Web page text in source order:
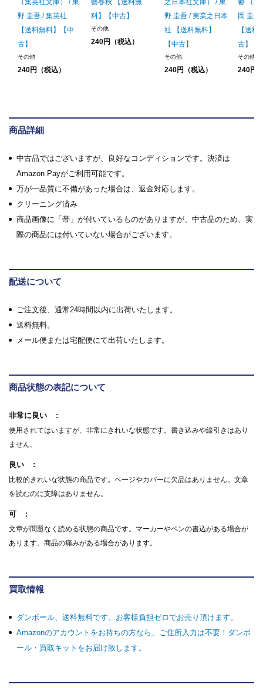
（集英社文庫） / 東
野 圭吾 / 集英社
【送料無料】【中
古】
その他
240円（税込）
藝春秋 【送料無
料】【中古】
その他
240円（税込）
之日本社文庫） / 東
野 圭吾 / 実業之日本
社 【送料無料】
【中古】
その他
240円（税込）
鬱 （新
岡 圭祐
【送
古】
その他
240円
商品詳細
中古品ではございますが、良好なコンディションです。決済は
Amazon Payがご利用可能です。
万が一品質に不備があった場合は、返金対応します。
クリーニング済み
商品画像に「帯」が付いているものがありますが、中古品のため、実
際の商品には付いていない場合がございます。
配送について
ご注文後、通常24時間以内に出荷いたします。
送料無料。
メール便または宅配便にて出荷いたします。
商品状態の表記について
非常に良い
使用されてはいますが、非常にきれいな状態です。書き込みや線引きはあり
ません。
良い
比較的きれいな状態の商品です。ページやカバーに欠品はありません。文章
を読むのに支障はありません。
可
文章が問題なく読める状態の商品です。マーカーやペンの書込がある場合が
あります。商品の痛みがある場合があります。
買取情報
ダンボール、送料無料です。お客様負担ゼロでお売り頂けます。
Amazonのアカウントをお持ちの方なら、ご住所入力は不要！ダンボ
ール・買取キットをお届け致します。